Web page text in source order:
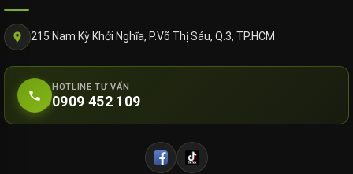
215 Nam Kỳ Khởi Nghĩa, P.Võ Thị Sáu, Q.3, TP.HCM
HOTLINE TƯ VẤN
0909 452 109